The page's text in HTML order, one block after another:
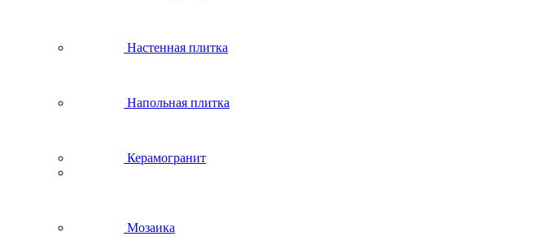
Настенная плитка
Напольная плитка
Керамогранит
Мозаика